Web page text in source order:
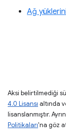
Ağ
Aksi belirtilmediği
4.0 Lisansı altında
lisanslanmıştır.
Politikaları'na göz